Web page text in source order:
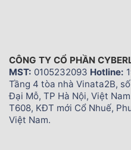
CÔNG TY CỔ PHẦN
MST: 0105232093 Hotline:
Tầng 4 tòa nhà Vinata2B,
Đại Mỗ, TP Hà Nội, Việt
T608, KĐT mới Cổ Nhuế,
Việt Nam.